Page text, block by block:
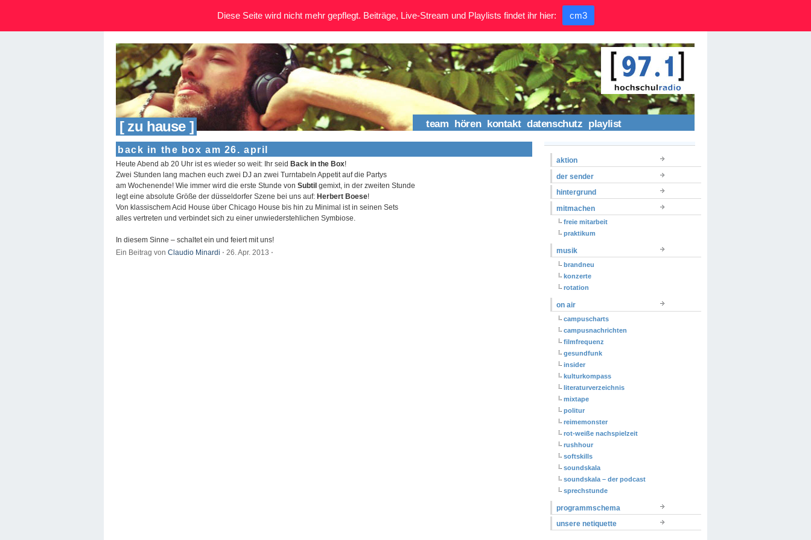
[ zu hause ] team hören kontakt datenschutz playlist
back in the box am 26. april
Heute Abend ab 20 Uhr ist es wieder so weit: Ihr seid Back in the Box!
Zwei Stunden lang machen euch zwei DJ an zwei Turntabeln Appetit auf die Partys
am Wochenende! Wie immer wird die erste Stunde von Subtil gemixt, in der zweiten Stunde
legt eine absolute Größe der düsseldorfer Szene bei uns auf: Herbert Boese!
Von klassischem Acid House über Chicago House bis hin zu Minimal ist in seinen Sets
alles vertreten und verbindet sich zu einer unwiederstehlichen Symbiose.
In diesem Sinne – schaltet ein und feiert mit uns!
Ein Beitrag von Claudio Minardi ⋅ 26. Apr. 2013 ⋅
aktion
der sender
hintergrund
mitmachen
freie mitarbeit
praktikum
musik
brandneu
konzerte
rotation
on air
campuscharts
campusnachrichten
filmfrequenz
gesundfunk
insider
kulturkompass
literaturverzeichnis
mixtape
politur
reimemonster
rot-weiße nachspielzeit
rushhour
softskills
soundskala
soundskala – der podcast
sprechstunde
programmschema
unsere netiquette
Diese Seite wird nicht mehr gepflegt. Beiträge, Live-Stream und Playlists findet ihr hier: cm3